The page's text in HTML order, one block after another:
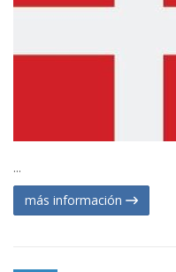
...
más información